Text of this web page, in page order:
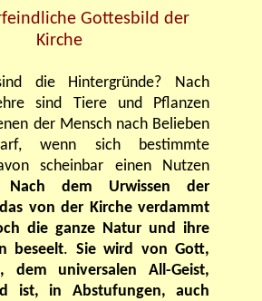
Gottesbild der
Kirche
die Hintergründe? Nach
sind Tiere und Pflanzen
der Mensch nach Belieben
wenn sich bestimmte
scheinbar einen Nutzen
Nach dem Urwissen der
von der Kirche verdammt
die ganze Natur und ihre
beseelt. Sie wird von Gott,
dem universalen All-Geist,
ist, in Abstufungen, auch